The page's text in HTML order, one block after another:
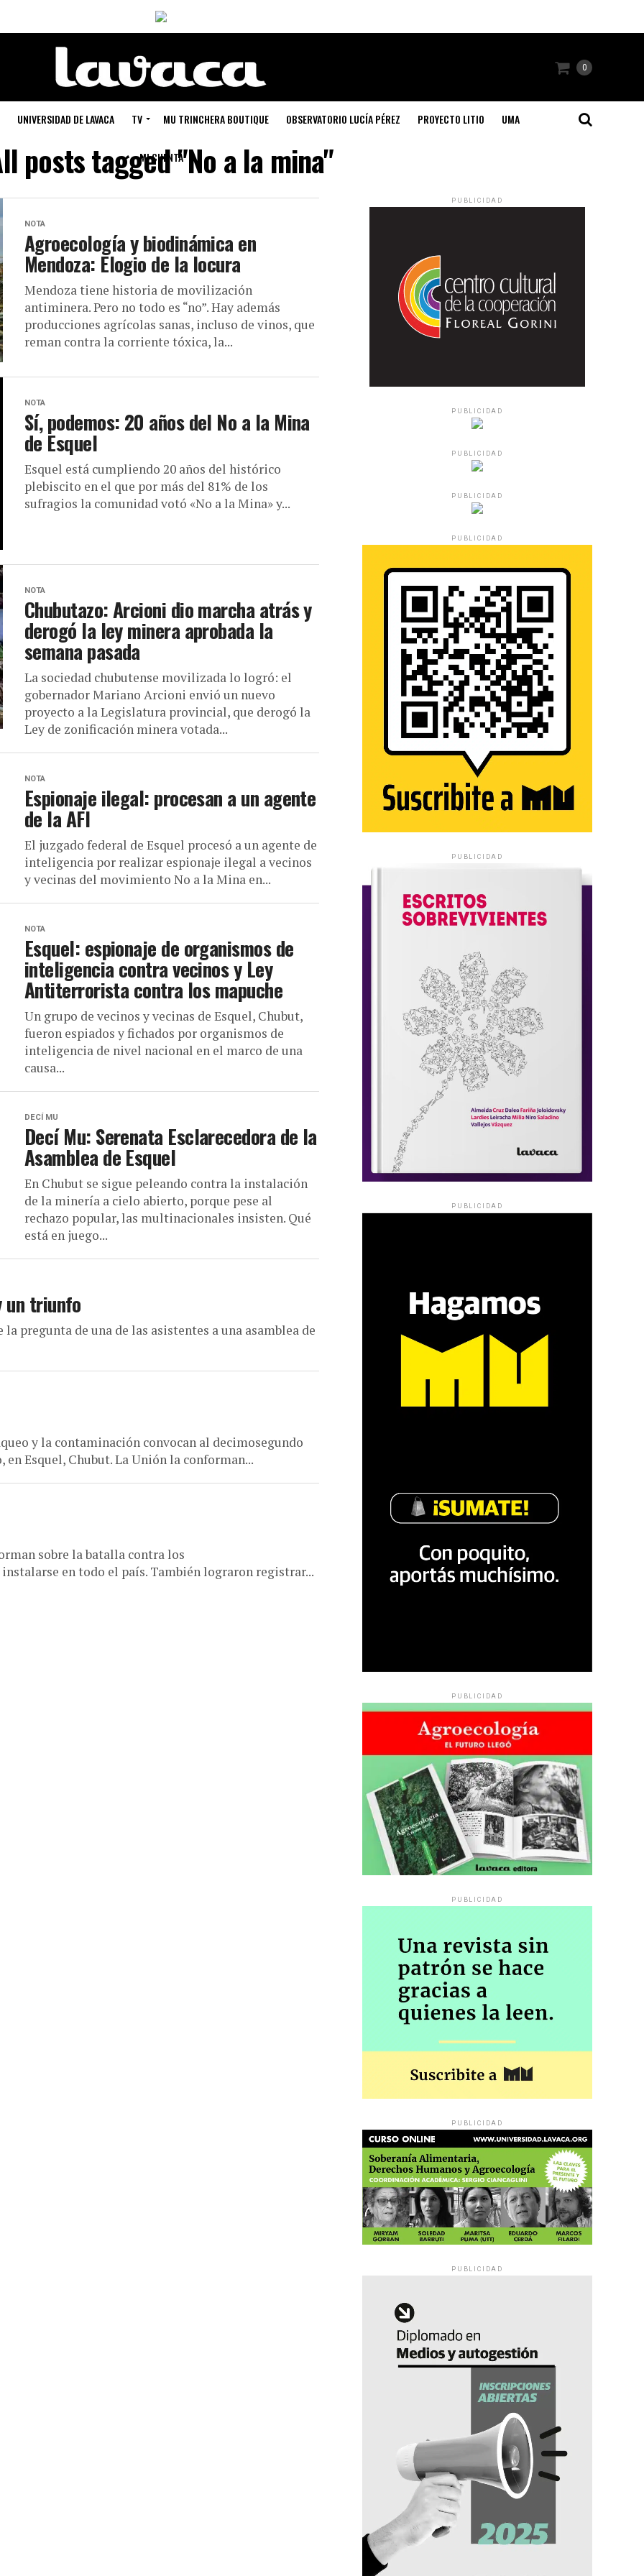
0
UNIVERSIDAD DE LAVACA TV MU TRINCHERA BOUTIQUE OBSERVATORIO LUCÍA PÉREZ PROYECTO LITIO UMA
MI CUENTA
posts tagged "No a la mina"
NOTA
Agroecología y biodinámica en
Mendoza: Elogio de la locura
Mendoza tiene historia de movilización
antiminera. Pero no todo es “no”. Hay además
producciones agrícolas sanas, incluso de vinos, que
reman contra la corriente tóxica, la...
NOTA
Sí, podemos: 20 años del No a la Mina
de Esquel
Esquel está cumpliendo 20 años del histórico
plebiscito en el que por más del 81% de los
sufragios la comunidad votó «No a la Mina» y...
NOTA
Chubutazo: Arcioni dio marcha atrás y
derogó la ley minera aprobada la
semana pasada
La sociedad chubutense movilizada lo logró: el
gobernador Mariano Arcioni envió un nuevo
proyecto a la Legislatura provincial, que derogó la
Ley de zonificación minera votada...
NOTA
Espionaje ilegal: procesan a un agente
de la AFI
El juzgado federal de Esquel procesó a un agente de
inteligencia por realizar espionaje ilegal a vecinos
y vecinas del movimiento No a la Mina en...
NOTA
Esquel: espionaje de organismos de
inteligencia contra vecinos y Ley
Antiterrorista contra los mapuche
Un grupo de vecinos y vecinas de Esquel, Chubut,
fueron espiados y fichados por organismos de
inteligencia de nivel nacional en el marco de una
causa...
DECÍ MU
Decí Mu: Serenata Esclarecedora de la
Asamblea de Esquel
En Chubut se sigue peleando contra la instalación
de la minería a cielo abierto, porque pese al
rechazo popular, las multinacionales insisten. Qué
está en juego...
un triunfo
la pregunta de una de las asistentes a una asamblea de
y la contaminación convocan al decimosegundo
Esquel, Chubut. La Unión la conforman...
sobre la batalla contra los
en todo el país. También lograron registrar...
PUBLICIDAD
PUBLICIDAD
PUBLICIDAD
PUBLICIDAD
PUBLICIDAD
PUBLICIDAD
PUBLICIDAD
PUBLICIDAD
PUBLICIDAD
PUBLICIDAD
PUBLICIDAD